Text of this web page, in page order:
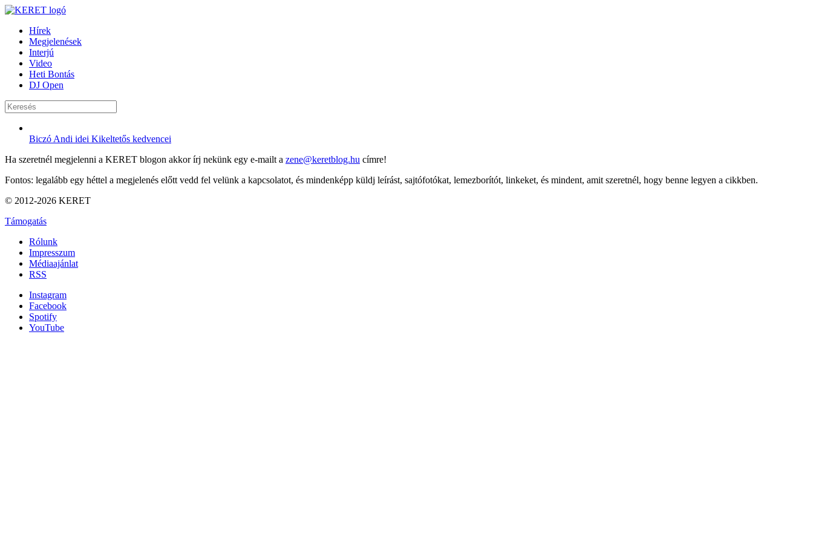
Hírek
Megjelenések
Interjú
Video
Heti Bontás
DJ Open
Biczó Andi idei Kikeltetős kedvencei
Ha szeretnél megjelenni a KERET blogon akkor írj nekünk egy e-mailt a zene@keretblog.hu címre!
Fontos: legalább egy héttel a megjelenés előtt vedd fel velünk a kapcsolatot, és mindenképp küldj leírást, sajtófotókat, lemezborítót, linkeket, és mindent, amit szeretnél, hogy benne legyen a cikkben.
© 2012-2026 KERET
Támogatás
Rólunk
Impresszum
Médiaajánlat
RSS
Instagram
Facebook
Spotify
YouTube